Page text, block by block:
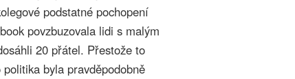
podstatné pochopení
povzbuzovala lidi s malým
20 přátel. Přestože to
byla pravděpodobně